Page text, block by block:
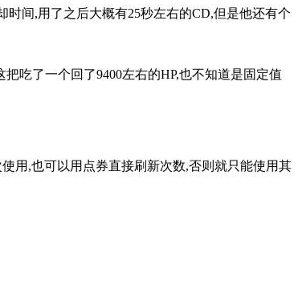
间,用了之后大概有25秒左右的CD,但是他还有个
吃了一个回了9400左右的HP,也不知道是固定值
用,也可以用点券直接刷新次数,否则就只能使用其